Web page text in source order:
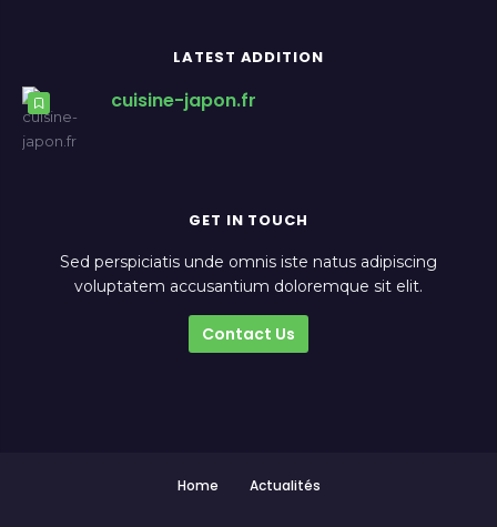
LATEST ADDITION
cuisine-japon.fr
GET IN TOUCH
Sed perspiciatis unde omnis iste natus adipiscing
voluptatem accusantium doloremque sit elit.
Contact Us
Home Actualités